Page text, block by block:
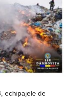
echipajele de